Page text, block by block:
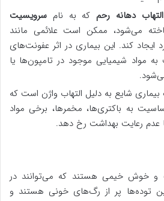
التهاب دهانه رحمکه به نام سرویسیت
می‌شود، ممکن است علائمی مانند
ایجاد کند. این بیماری در اثر عفونت‌های
مواد شیمیایی موجود در تامپون‌ها یا
شایع به دلیل التهاب واژن است که
به باکتری‌ها، مخمرها، برخی مواد
عدم رعایت بهداشت رخ دهد.
و خوش خیمی هستند که می‌توانند در
توده‌ها پر از رگ‌های خونی هستند و